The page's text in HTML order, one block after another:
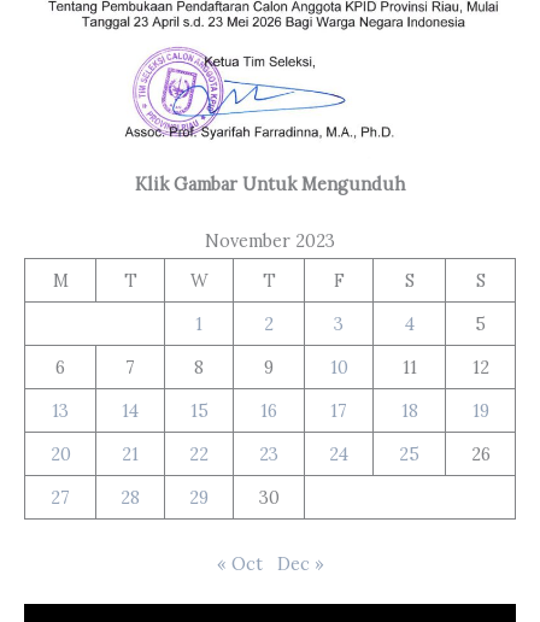
Klik Gambar Untuk Mengunduh
November 2023
M
T W T F S
S
1
2 3 4
5
6
7 8 9 10 11
12
13
14 15 16 17 18
19
20
21 22 23 24 25
26
27
28 29 30
« Oct Dec »